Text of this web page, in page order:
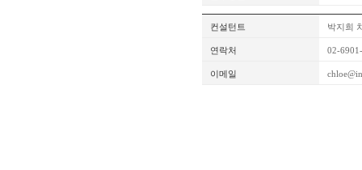
컨설턴트 박지희
연락처 02-
이메일